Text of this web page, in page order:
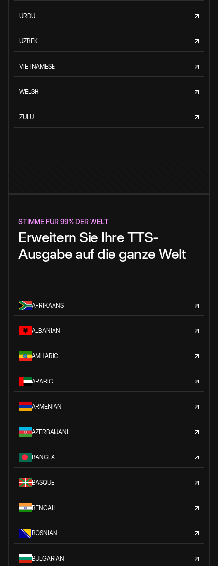
URDU
UZBEK
VIETNAMESE
WELSH
ZULU
STIMME FÜR 99% DER WELT
Erweitern Sie Ihre TTS-
Ausgabe auf die ganze Welt
AFRIKAANS
ALBANIAN
AMHARIC
ARABIC
ARMENIAN
AZERBAIJANI
BANGLA
BASQUE
BENGALI
BOSNIAN
BULGARIAN